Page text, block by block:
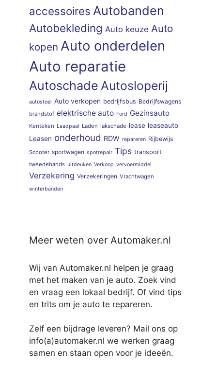
accessoires Autobanden
Autobekleding Auto keuze Auto
kopen Auto onderdelen
Auto reparatie
Autoschade Autosloperij
autostoel Auto verkopen bedrijfsbus Bedrijfswagens
brandstof elektrische auto Ford Gezinsauto
Kenteken Laadpaal Laden lakschade lease leaseauto
Leasen onderhoud RDW repareren Rijbewijs
Scooter sportwagen spotrepair Tips transport
tweedehands uitdeuken Verkoop vervoermiddel
Verzekering Verzekeringen Vrachtwagen
winterbanden
Meer weten over Automaker.nl
Wij van Automaker.nl helpen je graag
met het maken van je auto. Zoek vind
en vraag een lokaal bedrijf. Of vind tips
en trits om je auto te repareren.
Zelf een bijdrage leveren? Mail ons op
info(a)automaker.nl we werken graag
samen en staan open voor je ideeën.